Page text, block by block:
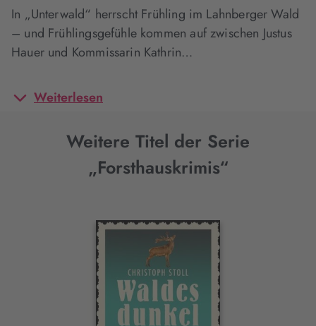
In „Unterwald“ herrscht Frühling im Lahnberger Wald
– und Frühlingsgefühle kommen auf zwischen Justus
Hauer und Kommissarin Kathrin…
Weiterlesen
Weitere Titel der Serie
„Forsthauskrimis“
Interaktives